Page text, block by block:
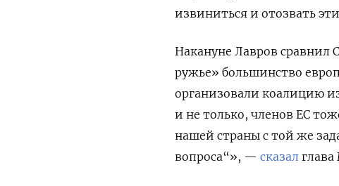
извиниться и отозвать
Накануне Лавров
ружье» большинство
организовали коалицию
и не только, членов ЕС
нашей страны с той же
вопроса“», — сказал